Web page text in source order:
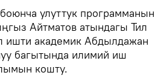
улуттук программанын
Айтматов атындагы Тил
ишти академик Абдылдажан
багытында илимий иш
кошту.